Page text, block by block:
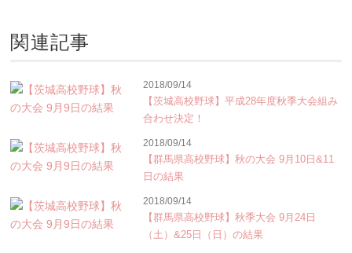
関連記事
2018/09/14
【茨城高校野球】平成28年度秋季大会組み
合わせ決定！
2018/09/14
【群馬県高校野球】秋の大会 9月10日&11
日の結果
2018/09/14
【群馬県高校野球】秋季大会 9月24日
（土）&25日（日）の結果